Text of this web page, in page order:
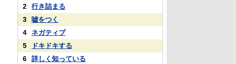
2
行き詰まる
3
嘘をつく
4
ネガティブ
5
ドキドキする
6
詳しく知っている